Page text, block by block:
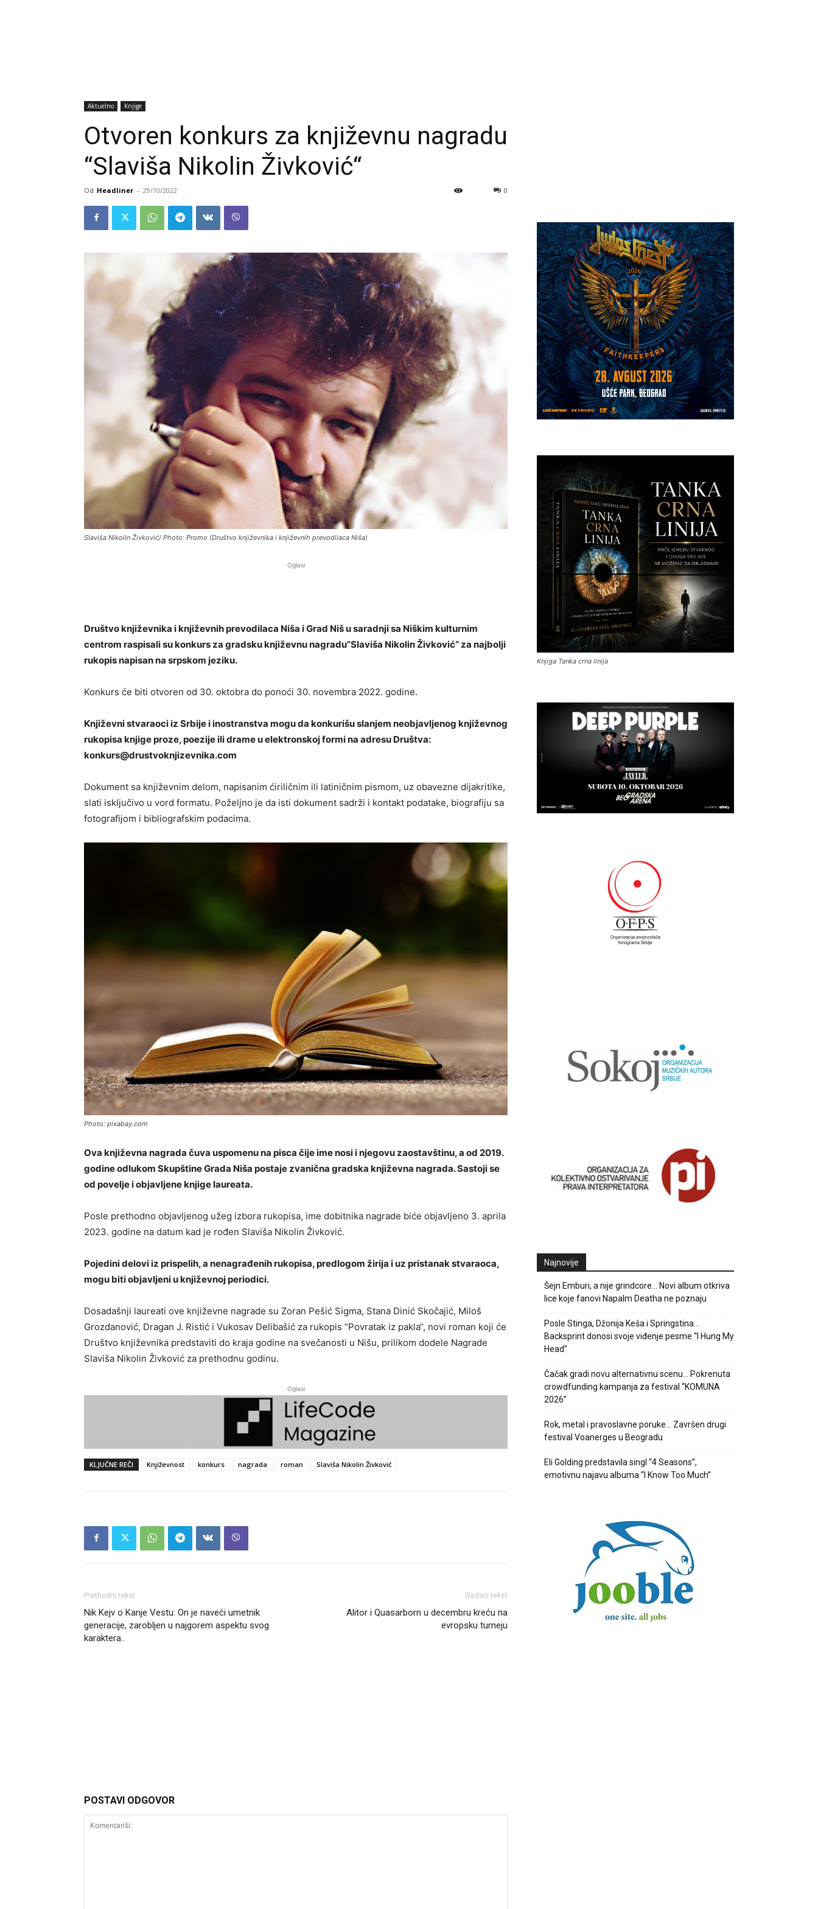
Aktuelno Knjige
Otvoren konkurs za književnu nagradu
“Slaviša Nikolin Živković“
Od Headliner - 29/10/2022 0
Slaviša Nikolin Živković/ Photo: Promo (Društvo književnika i književnih prevodilaca Niša)
Oglasi
Društvo književnika i književnih prevodilaca Niša i Grad Niš u saradnji sa Niškim kulturnim
centrom raspisali su konkurs za gradsku književnu nagradu”Slaviša Nikolin Živković“ za najbolji
rukopis napisan na srpskom jeziku.
Konkurs će biti otvoren od 30. oktobra do ponoći 30. novembra 2022. godine.
Književni stvaraoci iz Srbije i inostranstva mogu da konkurišu slanjem neobjavljenog književnog
rukopisa knjige proze, poezije ili drame u elektronskoj formi na adresu Društva:
konkurs@drustvoknjizevnika.com
Dokument sa književnim delom, napisanim ćiriličnim ili latiničnim pismom, uz obavezne dijakritike,
slati isključivo u vord formatu. Poželjno je da isti dokument sadrži i kontakt podatake, biografiju sa
fotografijom i bibliografskim podacima.
Photo: pixabay.com
Ova književna nagrada čuva uspomenu na pisca čije ime nosi i njegovu zaostavštinu, a od 2019.
godine odlukom Skupštine Grada Niša postaje zvanična gradska književna nagrada. Sastoji se
od povelje i objavljene knjige laureata.
Posle prethodno objavljenog užeg izbora rukopisa, ime dobitnika nagrade biće objavljeno 3. aprila
2023. godine na datum kad je rođen Slaviša Nikolin Živković.
Pojedini delovi iz prispelih, a nenagrađenih rukopisa, predlogom žirija i uz pristanak stvaraoca,
mogu biti objavljeni u književnoj periodici.
Dosadašnji laureati ove književne nagrade su Zoran Pešić Sigma, Stana Dinić Skočajić, Miloš
Grozdanović, Dragan J. Ristić i Vukosav Delibašić za rukopis “Povratak iz pakla“, novi roman koji će
Društvo književnika predstaviti do kraja godine na svečanosti u Nišu, prilikom dodele Nagrade
Slaviša Nikolin Živković za prethodnu godinu.
Oglasi
KLJUČNE REČI Književnost konkurs nagrada roman Slaviša Nikolin Živković
Prethodni tekst
Nik Kejv o Kanje Vestu: On je naveći umetnik
generacije, zarobljen u najgorem aspektu svog
karaktera..
Sledeći tekst
Alitor i Quasarborn u decembru kreću na
evropsku turneju
POSTAVI ODGOVOR
Knjiga Tanka crna linija
Najnovije
Šejn Emburi, a nije grindcore… Novi album otkriva
lice koje fanovi Napalm Deatha ne poznaju
Posle Stinga, Džonija Keša i Springstina…
Backsprint donosi svoje viđenje pesme “I Hung My
Head”
Čačak gradi novu alternativnu scenu… Pokrenuta
crowdfunding kampanja za festival “KOMUNA
2026”
Rok, metal i pravoslavne poruke… Završen drugi
festival Voanerges u Beogradu
Eli Golding predstavila singl “4 Seasons”,
emotivnu najavu albuma “I Know Too Much”